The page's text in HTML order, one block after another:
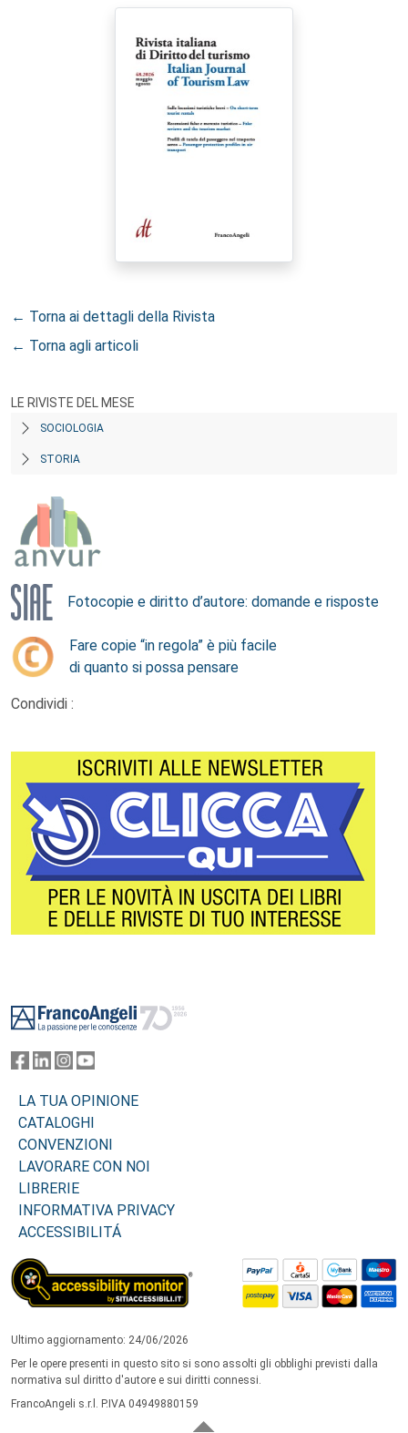
← Torna ai dettagli della Rivista
← Torna agli articoli
LE RIVISTE DEL MESE
SOCIOLOGIA
STORIA
Fotocopie e diritto d’autore: domande e risposte
Fare copie “in regola” è più facile
di quanto si possa pensare
Condividi :
LA TUA OPINIONE
CATALOGHI
CONVENZIONI
LAVORARE CON NOI
LIBRERIE
INFORMATIVA PRIVACY
ACCESSIBILITÁ
Ultimo aggiornamento: 24/06/2026
Per le opere presenti in questo sito si sono assolti gli obblighi previsti dalla
normativa sul diritto d'autore e sui diritti connessi.
FrancoAngeli s.r.l. P.IVA 04949880159